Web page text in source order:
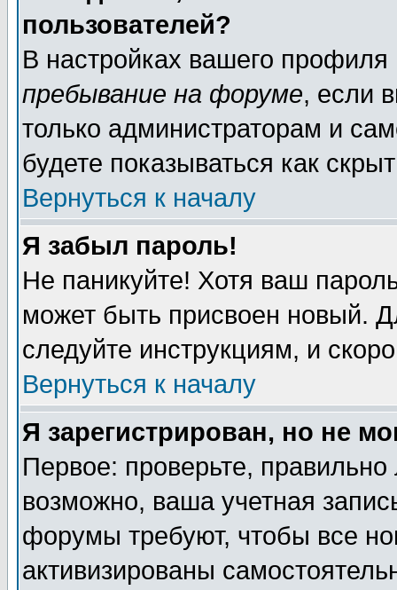
пользователей?
В настройках вашего
пребывание на форуме, если
только администраторам и
будете показываться как
Вернуться к началу
Я забыл пароль!
Не паникуйте! Хотя ваш
может быть присвоен новый.
следуйте инструкциям, и
Вернуться к началу
Я зарегистрирован, но не
Первое: проверьте,
возможно, ваша учетная
форумы требуют, чтобы все
активизированы